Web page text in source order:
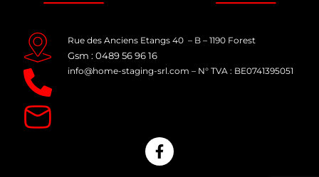
Rue des Anciens Etangs 40 – B – 1190 Forest
Gsm : 0489 56 96 16
info@home-staging-srl.com – N° TVA : BE0741395051